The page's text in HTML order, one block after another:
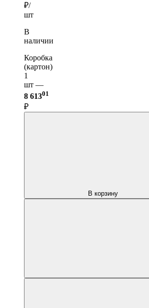
₽/
шт
В
наличии
Коробка
(картон)
1
шт —
8 61301
₽
В корзину